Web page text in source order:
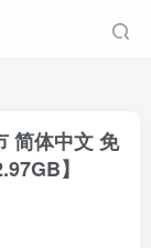
简体中文 免
】